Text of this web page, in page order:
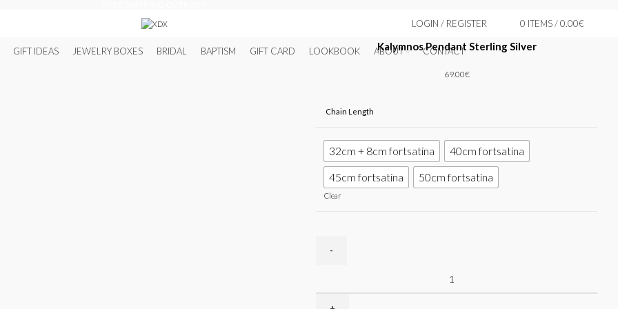
LOGIN / REGISTER 0 ITEMS / 0.00€
GIFT IDEAS JEWELRY BOXES BRIDAL BAPTISM GIFT CARD LOOKBOOK ABOUT CONTACT
Kalymnos Pendant Sterling Silver
69.00€
Chain Length
32cm + 8cm fortsatina
40cm fortsatina
45cm fortsatina
50cm fortsatina
Clear